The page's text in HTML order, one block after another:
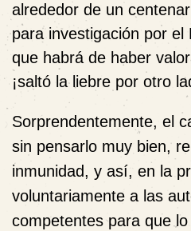
alrededor de un
para investigación por el
que habrá de haber
¡saltó la liebre por otro
Sorprendentemente, el
sin pensarlo muy bien,
inmunidad, y así, en la
voluntariamente a las
competentes para que